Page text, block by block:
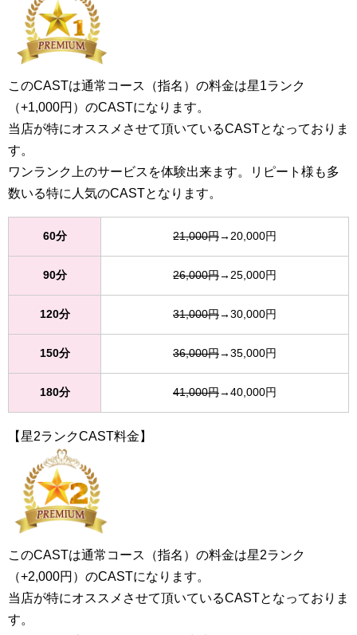
このCASTは通常コース（指名）の料金は星1ランク
（+1,000円）のCASTになります。
当店が特にオススメさせて頂いているCASTとなっておりま
す。
ワンランク上のサービスを体験出来ます。リピート様も多
数いる特に人気のCASTとなります。
60分 21,000円→20,000円
90分 26,000円→25,000円
120分 31,000円→30,000円
150分 36,000円→35,000円
180分 41,000円→40,000円
【星2ランクCAST料金】
このCASTは通常コース（指名）の料金は星2ランク
（+2,000円）のCASTになります。
当店が特にオススメさせて頂いているCASTとなっておりま
す。